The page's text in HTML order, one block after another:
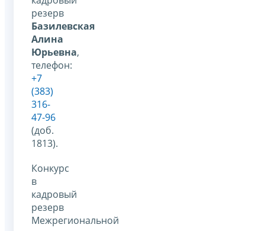
резерв
Базилевская
Алина
Юрьевна,
телефон:
+7
(383)
316-
47-96
(доб.
1813).
Конкурс
в
кадровый
резерв
Межрегиональной